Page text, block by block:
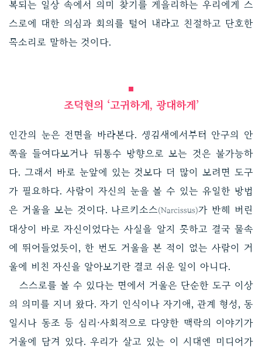
복되는 일상 속에서 의미 찾기를 게을리하는 우리에게 스
스로에 대한 의심과 회의를 털어 내라고 친절하고 단호한
목소리로 말하는 것이다.
조덕현의 ‘고귀하게, 광대하게’
인간의 눈은 전면을 바라본다. 생김새에서부터 안구의 안
쪽을 들여다보거나 뒤통수 방향으로 보는 것은 불가능하
다. 그래서 바로 눈앞에 있는 것보다 더 많이 보려면 도구
가 필요하다. 사람이 자신의 눈을 볼 수 있는 유일한 방법
은 거울을 보는 것이다. 나르키소스(Narcissus)가 반해 버린
대상이 바로 자신이었다는 사실을 알지 못하고 결국 물속
에 뛰어들었듯이, 한 번도 거울을 본 적이 없는 사람이 거
울에 비친 자신을 알아보기란 결코 쉬운 일이 아니다.
스스로를 볼 수 있다는 면에서 거울은 단순한 도구 이상
의 의미를 지녀 왔다. 자기 인식이나 자기애, 관계 형성, 동
일시나 동조 등 심리·사회적으로 다양한 맥락의 이야기가
거울에 담겨 있다. 우리가 살고 있는 이 시대엔 미디어가